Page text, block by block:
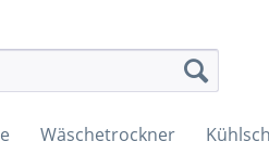
Wäschetrockner